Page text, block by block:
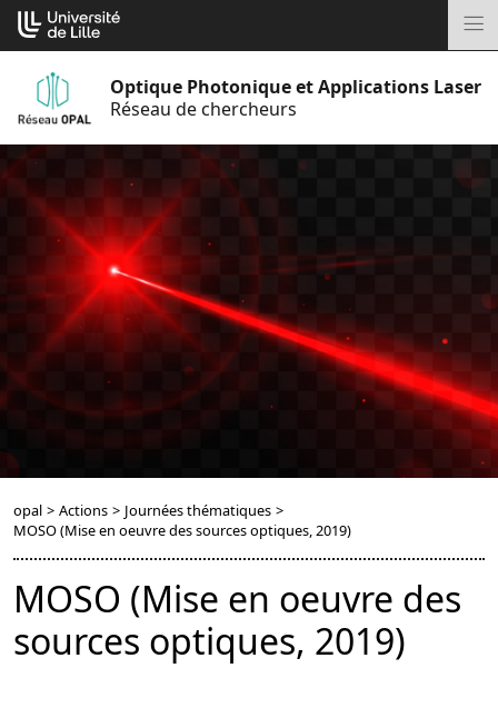
Aller
au
Optique Photonique et Applications Laser
Réseau de chercheurs
opal > Actions > Journées thématiques >
MOSO (Mise en oeuvre des sources optiques, 2019)
MOSO (Mise en oeuvre des
sources optiques, 2019)
Cookies management panel